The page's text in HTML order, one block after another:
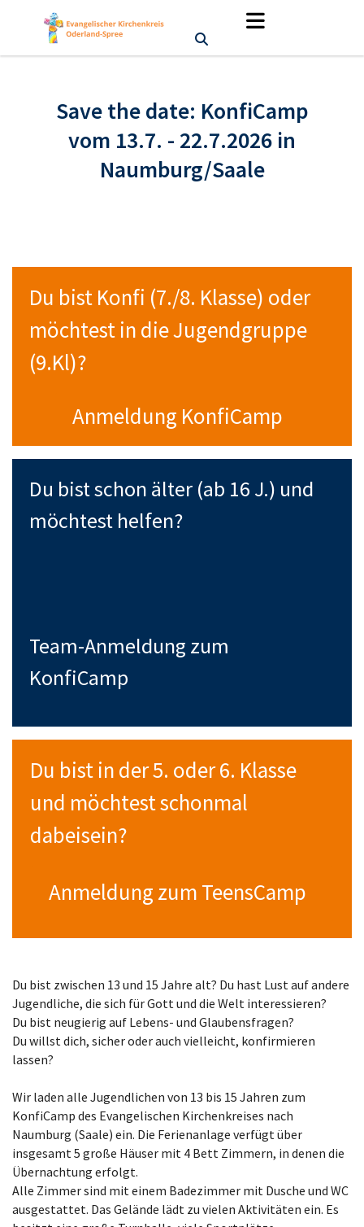
Save the date: KonfiCamp
vom 13.7. - 22.7.2026 in
Naumburg/Saale
Du bist Konfi (7./8. Klasse) oder
möchtest in die Jugendgruppe
(9.Kl)?
Anmeldung KonfiCamp
Du bist schon älter (ab 16 J.) und
möchtest helfen?
Team-Anmeldung zum
KonfiCamp
Du bist in der 5. oder 6. Klasse
und möchtest schonmal
dabeisein?
Anmeldung zum TeensCamp
Du bist zwischen 13 und 15 Jahre alt? Du hast Lust auf andere
Jugendliche, die sich für Gott und die Welt interessieren?
Du bist neugierig auf Lebens- und Glaubensfragen?
Du willst dich, sicher oder auch vielleicht, konfirmieren
lassen?
Wir laden alle Jugendlichen von 13 bis 15 Jahren zum
KonfiCamp des Evangelischen Kirchenkreises nach
Naumburg (Saale) ein. Die Ferienanlage verfügt über
insgesamt 5 große Häuser mit 4 Bett Zimmern, in denen die
Übernachtung erfolgt.
Alle Zimmer sind mit einem Badezimmer mit Dusche und WC
ausgestattet. Das Gelände lädt zu vielen Aktivitäten ein. Es